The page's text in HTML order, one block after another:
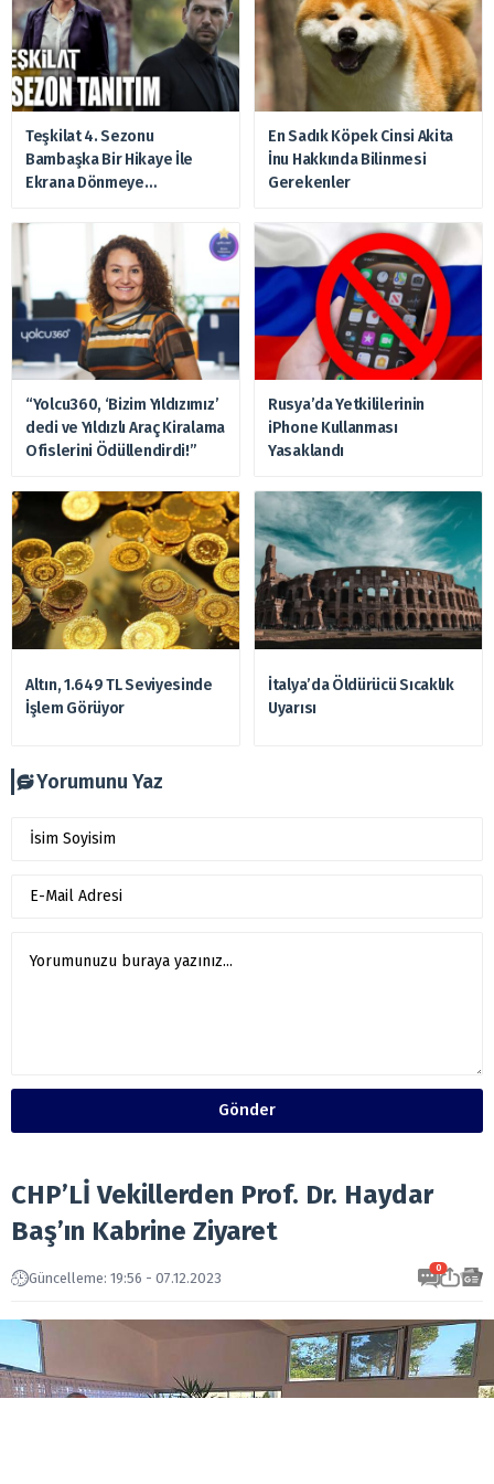
Teşkilat 4. Sezonu
Bambaşka Bir Hikaye İle
Ekrana Dönmeye
En Sadık Köpek Cinsi Akita
İnu Hakkında Bilinmesi
Gerekenler
“Yolcu360, ‘Bizim Yıldızımız’
dedi ve Yıldızlı Araç Kiralama
Ofislerini Ödüllendirdi!”
Rusya’da Yetkililerinin
iPhone Kullanması
Yasaklandı
Altın, 1.649 TL Seviyesinde
İşlem Görüyor
İtalya’da Öldürücü Sıcaklık
Uyarısı
Yorumunu Yaz
Gönder
CHP’Lİ Vekillerden Prof. Dr. Haydar
Baş’ın Kabrine Ziyaret
Güncelleme: 19:56 - 07.12.2023
0